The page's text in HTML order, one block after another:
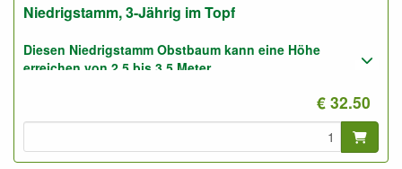
Niedrigstamm, 3-Jährig im Topf
Diesen Niedrigstamm Obstbaum kann eine Höhe
erreichen von 2,5 bis 3,5 Meter.
€ 32.50